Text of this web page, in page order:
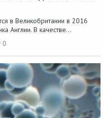
в Великобритании в 2016
Англии. В качестве...
0